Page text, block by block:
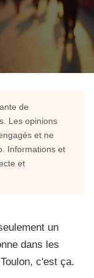
des
de
Les opinions
et ne
Informations et
et
un
dans les
c'est ça.